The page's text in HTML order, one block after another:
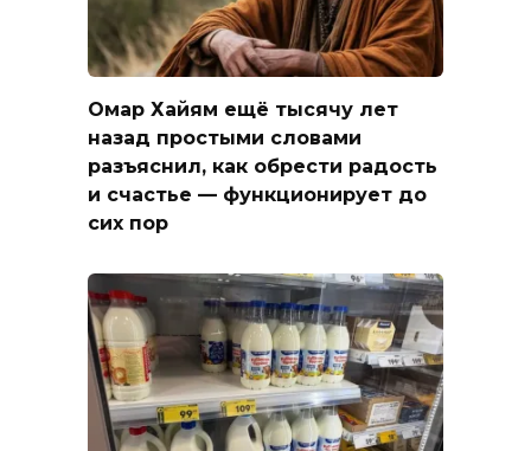
Омар Хайям ещё тысячу лет
назад простыми словами
разъяснил, как обрести радость
и счастье — функционирует до
сих пор